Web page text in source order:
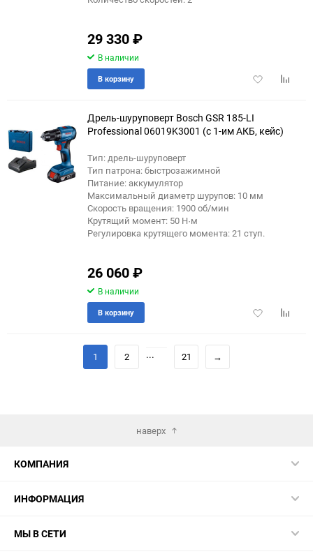
29 330₽
В наличии
Добавить
В корзину
Дрель-шуруповерт Bosch GSR 185-LI
Professional 06019K3001 (с 1-им АКБ, кейс)
Тип: дрель-шуруповерт
Тип патрона: быстрозажимной
Питание: аккумулятор
Максимальный диаметр шурупов: 10 мм
Скорость вращения: 1900 об/мин
Крутящий момент: 50 Н·м
Регулировка крутящего момента: 21 ступ.
26 060₽
В наличии
Добавить
В корзину
1 2 ... 21 →
наверх
КОМПАНИЯ
ИНФОРМАЦИЯ
МЫ В СЕТИ